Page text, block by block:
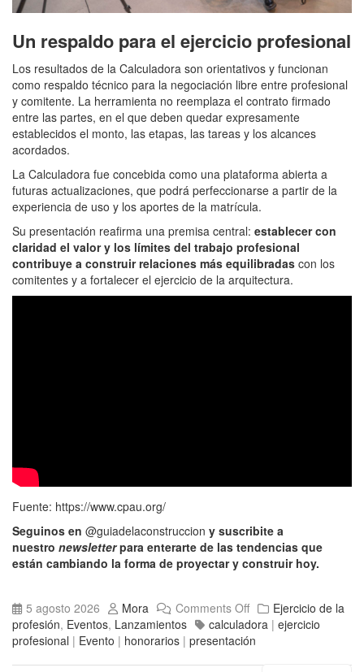
Un respaldo para el ejercicio profesional
Los resultados de la Calculadora son orientativos y funcionan
como respaldo técnico para la negociación libre entre profesional
y comitente. La herramienta no reemplaza el contrato firmado
entre las partes, en el que deben quedar expresamente
establecidos el monto, las etapas, las tareas y los alcances
acordados.
La Calculadora fue concebida como una plataforma abierta a
futuras actualizaciones, que podrá perfeccionarse a partir de la
experiencia de uso y los aportes de la matrícula.
Su presentación reafirma una premisa central: establecer con
claridad el valor y los límites del trabajo profesional
contribuye a construir relaciones más equilibradas con los
comitentes y a fortalecer el ejercicio de la arquitectura.
Fuente: https://www.cpau.org/
Seguinos en @guiadelaconstruccion y suscribite a
nuestro newsletterpara enterarte de las tendencias que
están cambiando la forma de proyectar y construir hoy.
5 agosto 2026 Mora Comments Off
Ejercicio de la
profesión, Eventos, Lanzamientos calculadora | ejercicio
profesional | Evento | honorarios | presentación